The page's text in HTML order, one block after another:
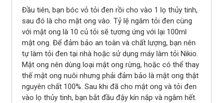
Đầu tiên, bạn bóc vỏ tỏi đen rồi cho vào 1 lọ thủy tinh,
sau đó là cho mật ong vào. Tỷ lệ ngâm tỏi đen cùng
với mật ong là 10 củ tỏi sẽ tương ứng với lại 100ml
mật ong. Để đảm bảo an toàn và chất lượng, bạn nên
tự làm tỏi đen tại nhà hoặc sử dụng máy làm tỏi Nikio.
Mật ong nên dùng loại mật ong rừng, hoặc có thể thay
thế mật ong nuôi nhưng phải đảm bảo là mật ong thật
nguyên chất 100%. Sau khi đã cho mật ong và tỏi đen
vào lọ thủy tinh, bạn bắt đầu đậy kín nắp và ngâm hết.